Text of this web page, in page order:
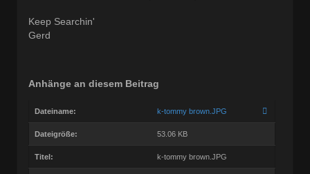
Keep Searchin'
Gerd
Anhänge an diesem Beitrag
Dateiname: k-tommy brown.JPG
Dateigröße: 53.06 KB
Titel: k-tommy brown.JPG